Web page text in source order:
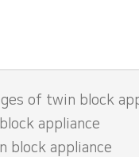
of twin block
appliance
block appliance